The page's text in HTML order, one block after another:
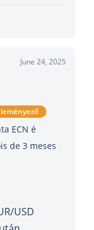
June 24, 2025
ECN é
de 3 meses
USD